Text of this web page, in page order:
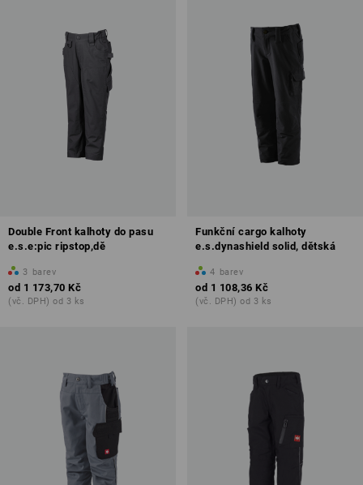
Double Front kalhoty do pasu
e.s.e:pic ripstop,dě
3 barev
od 1 173,70 Kč
(vč. DPH) od 3 ks
Funkční cargo kalhoty
e.s.dynashield solid, dětská
4 barev
od 1 108,36 Kč
(vč. DPH) od 3 ks